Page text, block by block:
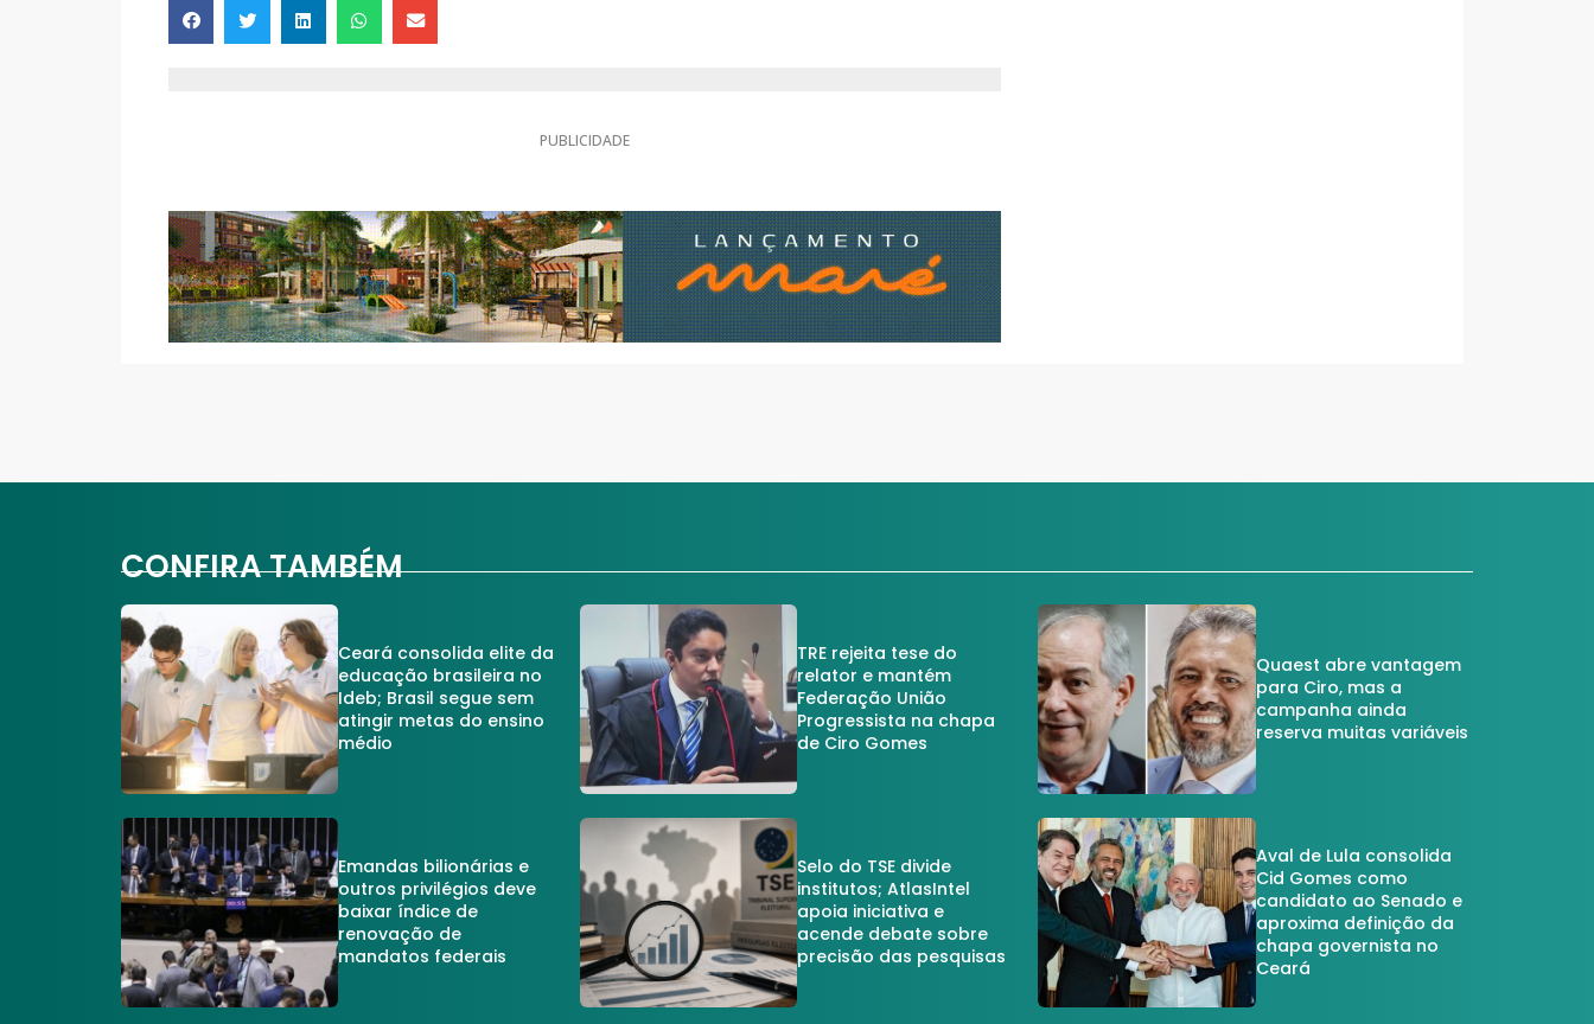
PUBLICIDADE
CONFIRA TAMBÉM
Ceará consolida elite da
educação brasileira no
Ideb; Brasil segue sem
atingir metas do ensino
médio
TRE rejeita tese do
relator e mantém
Federação União
Progressista na chapa
de Ciro Gomes
Quaest abre vantagem
para Ciro, mas a
campanha ainda
reserva muitas variáveis
Emandas bilionárias e
outros privilégios deve
baixar índice de
renovação de
mandatos federais
Selo do TSE divide
institutos; AtlasIntel
apoia iniciativa e
acende debate sobre
precisão das pesquisas
Aval de Lula consolida
Cid Gomes como
candidato ao Senado e
aproxima definição da
chapa governista no
Ceará